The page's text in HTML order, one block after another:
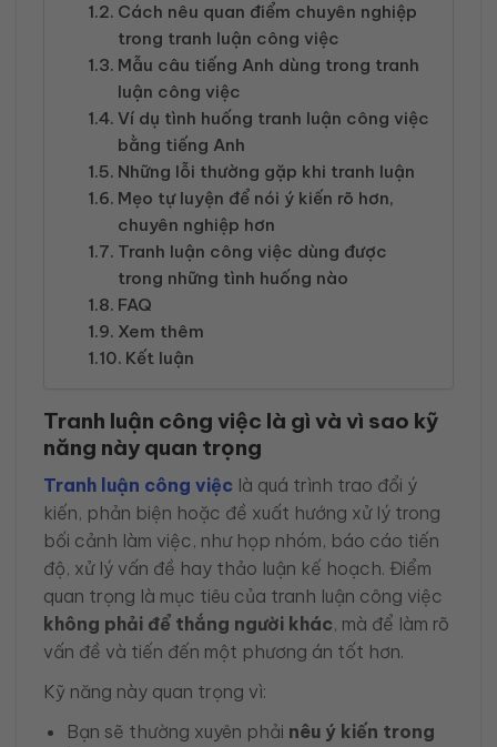
Cách nêu quan điểm chuyên nghiệp
trong tranh luận công việc
Mẫu câu tiếng Anh dùng trong tranh
luận công việc
Ví dụ tình huống tranh luận công việc
bằng tiếng Anh
Những lỗi thường gặp khi tranh luận
Mẹo tự luyện để nói ý kiến rõ hơn,
chuyên nghiệp hơn
Tranh luận công việc dùng được
trong những tình huống nào
FAQ
Xem thêm
Kết luận
Tranh luận công việc là gì và vì sao kỹ
năng này quan trọng
Tranh luận công việc là quá trình trao đổi ý
kiến, phản biện hoặc đề xuất hướng xử lý trong
bối cảnh làm việc, như họp nhóm, báo cáo tiến
độ, xử lý vấn đề hay thảo luận kế hoạch. Điểm
quan trọng là mục tiêu của tranh luận công việc
không phải để thắng người khác, mà để làm rõ
vấn đề và tiến đến một phương án tốt hơn.
Kỹ năng này quan trọng vì:
Bạn sẽ thường xuyên phải nêu ý kiến trong